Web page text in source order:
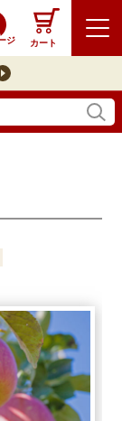
ジ カート